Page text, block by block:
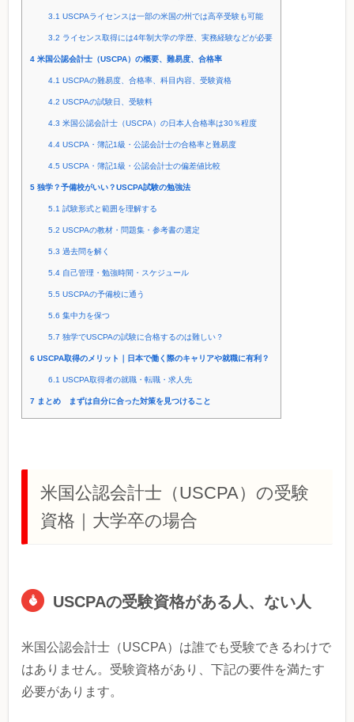
3.1 USCPAライセンスは一部の米国の州では高卒受験も可能
3.2 ライセンス取得には4年制大学の学歴、実務経験などが必要
4 米国公認会計士（USCPA）の概要、難易度、合格率
4.1 USCPAの難易度、合格率、科目内容、受験資格
4.2 USCPAの試験日、受験料
4.3 米国公認会計士（USCPA）の日本人合格率は30％程度
4.4USCPA・簿記1級・公認会計士の合格率と難易度
4.5 USCPA・簿記1級・公認会計士の偏差値比較
5 独学？予備校がいい？USCPA試験の勉強法
5.1 試験形式と範囲を理解する
5.2 USCPAの教材・問題集・参考書の選定
5.3 過去問を解く
5.4自己管理・勉強時間・スケジュール
5.5 USCPAの予備校に通う
5.6 集中力を保つ
5.7 独学でUSCPAの試験に合格するのは難しい？
6 USCPA取得のメリット｜日本で働く際のキャリアや就職に有利？
6.1 USCPA取得者の就職・転職・求人先
7 まとめ まずは自分に合った対策を見つけること
米国公認会計士（USCPA）の受験
資格｜大学卒の場合
USCPAの受験資格がある人、ない人
米国公認会計士（USCPA）は誰でも受験できるわけで
はありません。受験資格があり、下記の要件を満たす
必要があります。